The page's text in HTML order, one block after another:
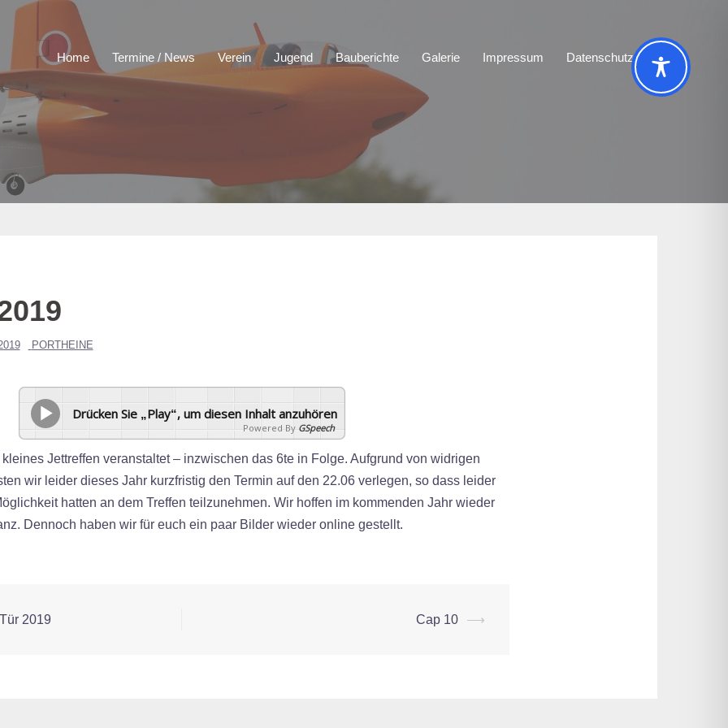
Home Termine / News Verein Jugend Bauberichte Galerie Impressum Datenschutz
PORTHEINE
Drücken Sie „Play“, um diesen Inhalt anzuhören
Powered By GSpeech
Jettreffen veranstaltet – inzwischen das 6te in Folge. Aufgrund von widrigen
wir leider dieses Jahr kurzfristig den Termin auf den 22.06 verlegen, so dass leider
hatten an dem Treffen teilzunehmen. Wir hoffen im kommenden Jahr wieder
Dennoch haben wir für euch ein paar Bilder wieder online gestellt.
2019 Cap 10 ⟶